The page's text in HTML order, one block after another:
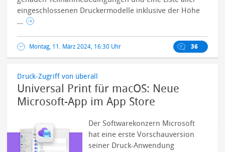
eingeschlossenen Druckermodelle inklusive der Höhe
...
Montag, 11. März 2024, 16:30 Uhr 36
Druck-Zugriff von überall
Universal Print für macOS: Neue
Microsoft-App im App Store
Der Softwarekonzern Microsoft
hat eine erste Vorschauversion
seiner Druck-Anwendung